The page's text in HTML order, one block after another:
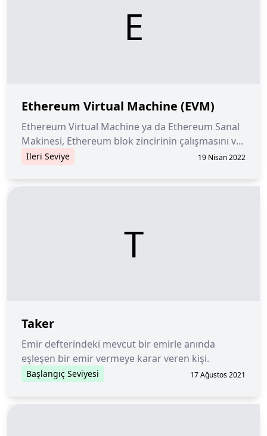
E
Ethereum Virtual Machine (EVM)
Ethereum Virtual Machine ya da Ethereum Sanal
Makinesi, Ethereum blok zincirinin çalışmasını ve
işlemlerin gerçekleşmesini sağlayan bir sanal
İleri Seviye 19 Nisan 2022
T
Taker
Emir defterindeki mevcut bir emirle anında
eşleşen bir emir vermeye karar veren kişi.
Başlangıç Seviyesi 17 Ağustos 2021